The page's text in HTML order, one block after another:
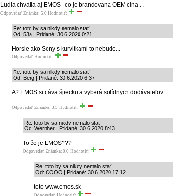
Ludia chvalia aj EMOS , co je brandovana OEM cina ...
Odpovedať Známka: 5.0 Hodnotiť:
Re: toto by sa nikdy nemalo stať
Od: 53a | Pridané: 30.6.2020 0:21
Horsie ako Sony s kurvitkami to nebude...
Odpovedať Hodnotiť:
Re: toto by sa nikdy nemalo stať
Od: Berg | Pridané: 30.6.2020 6:37
A? EMOS si dáva špecku a vyberá solídnych dodávateľov.
Odpovedať Známka: 3.3 Hodnotiť:
Re: toto by sa nikdy nemalo stať
Od: Wernher | Pridané: 30.6.2020 8:43
To čo je EMOS???
Odpovedať Známka: 0.0 Hodnotiť:
Re: toto by sa nikdy nemalo stať
Od: COOO | Pridané: 30.6.2020 17:12
toto www.emos.sk
Odpovedať Hodnotiť: